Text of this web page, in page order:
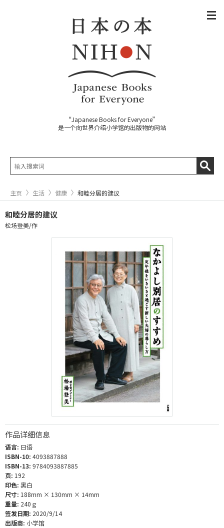
“Japanese Books for Everyone”
是一个向世界介绍小学馆的出版物的网站
主页 生活 健康 和睦分居的建议
和睦分居的建议
松场登美/作
作品详细信息
语言: 日语
ISBN-10: 4093887888
ISBN-13: 9784093887885
页: 192
印色: 黑白
尺寸: 188mm × 130mm × 14mm
重量: 240ｇ
签发日期: 2020/9/14
出版商: 小学馆